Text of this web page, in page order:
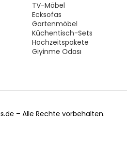
TV-Möbel
Ecksofas
Gartenmöbel
Küchentisch-Sets
Hochzeitspakete
Giyinme Odası
– Alle Rechte vorbehalten.